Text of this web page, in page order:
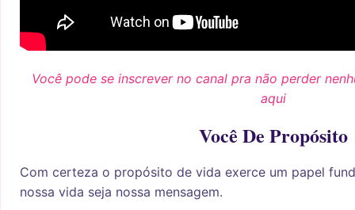
Você pode se inscrever no canal pra não perder
aqui
Você De Propósito
Com certeza o propósito de vida exerce um papel
nossa vida seja nossa mensagem.